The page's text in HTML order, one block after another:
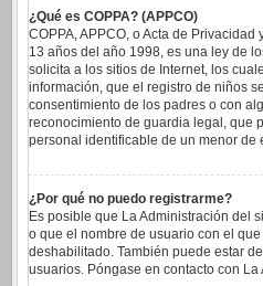
¿Qué es COPPA? (APPCO)
COPPA, APPCO, o Acta de
13 años del año 1998, es una ley de
solicita a los sitios de Internet, los
información, que el registro de niños
consentimiento de los padres o con
reconocimiento de guardia legal, que
personal identificable de un menor de
¿Por qué no puedo registrarme?
Es posible que La Administración del
o que el nombre de usuario con el
deshabilitado. También puede estar
usuarios. Póngase en contacto con